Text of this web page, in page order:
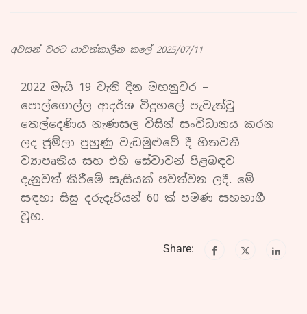
අවසන් වරට යාවත්කාලීන කලේ 2025/07/11
2022 මැයි 19 වැනි දින මහනුවර –
පොල්ගොල්ල ආදර්ශ විදුහලේ පැවැත්වූ
තෙල්දෙණිය නැණසල විසින් සංවිධානය කරන
ලද ජූම්ලා පුහුණු වැඩමුළුවේ දී හිතවතී
ව්‍යාපෘතිය සහ එහි සේවාවන් පිළබඳව
දැනුවත් කිරීමේ සැසියක් පවත්වන ලදී. මේ
සඳහා සිසු දරුදැරියන් 60 ක් පමණ සහභාගී
වූහ.
Share: